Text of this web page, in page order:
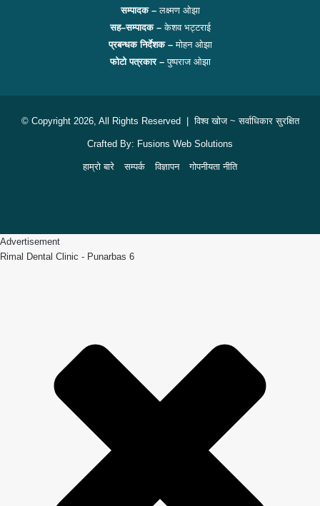
सम्पादक –लक्ष्मण ओझा
सह–सम्पादक –केशव भट्टराई
प्रबन्धक निर्देशक –मोहन ओझा
फोटो पत्रकार –पुष्पराज ओझा
© Copyright 2026, All Rights Reserved |विश्व खोज~ सर्वाधिकार सुरक्षित
Crafted By: Fusions Web Solutions
हाम्रो बारे सम्पर्क विज्ञापन गोपनीयता नीति
Advertisement
Rimal Dental Clinic - Punarbas 6